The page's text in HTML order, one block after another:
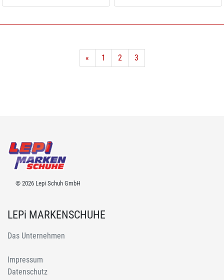
« 1 2 3
© 2026 Lepi Schuh GmbH
LEPi MARKENSCHUHE
Das Unternehmen
Impressum
Datenschutz